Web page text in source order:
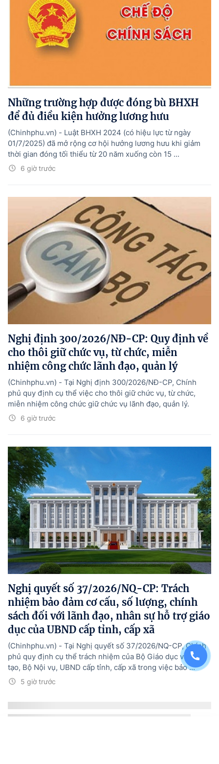
Những trường hợp được đóng bù BHXH
để đủ điều kiện hưởng lương hưu
6 giờ trước
(Chinhphu.vn) - Luật BHXH 2024 (có hiệu lực từ ngày
01/7/2025) đã mở rộng cơ hội hưởng lương hưu khi giảm
thời gian đóng tối thiểu từ 20 năm xuống còn 15 ...
Nghị định 300/2026/NĐ-CP: Quy định về
cho thôi giữ chức vụ, từ chức, miễn
nhiệm công chức lãnh đạo, quản lý
6 giờ trước
(Chinhphu.vn) - Tại Nghị định 300/2026/NĐ-CP, Chính
phủ quy định cụ thể việc cho thôi giữ chức vụ, từ chức,
miễn nhiệm công chức giữ chức vụ lãnh đạo, quản lý.
Nghị quyết số 37/2026/NQ-CP: Trách
nhiệm bảo đảm cơ cấu, số lượng, chính
sách đối với lãnh đạo, nhân sự hỗ trợ giáo
dục của UBND cấp tỉnh, cấp xã
5 giờ trước
(Chinhphu.vn) - Tại Nghị quyết số 37/2026/NQ-CP, Chính
phủ quy định cụ thể trách nhiệm của Bộ Giáo dục và Đào
tạo, Bộ Nội vụ, UBND cấp tỉnh, cấp xã trong việc bảo ...